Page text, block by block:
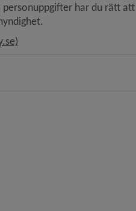
har du rätt
Länk till annan webbplats.